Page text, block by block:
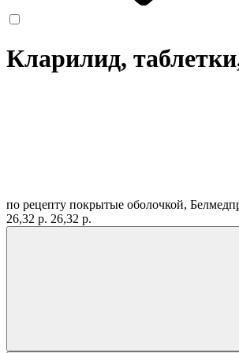
Кларилид,
по рецепту покрытые оболочкой,
26,32 р. 26,32 р.